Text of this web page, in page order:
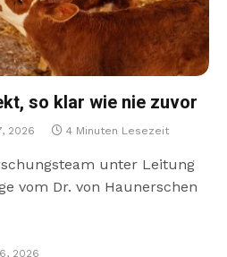
so klar wie nie zuvor
2026 4 Minuten Lesezeit
unter Leitung
vom Dr. von Haunerschen
2026